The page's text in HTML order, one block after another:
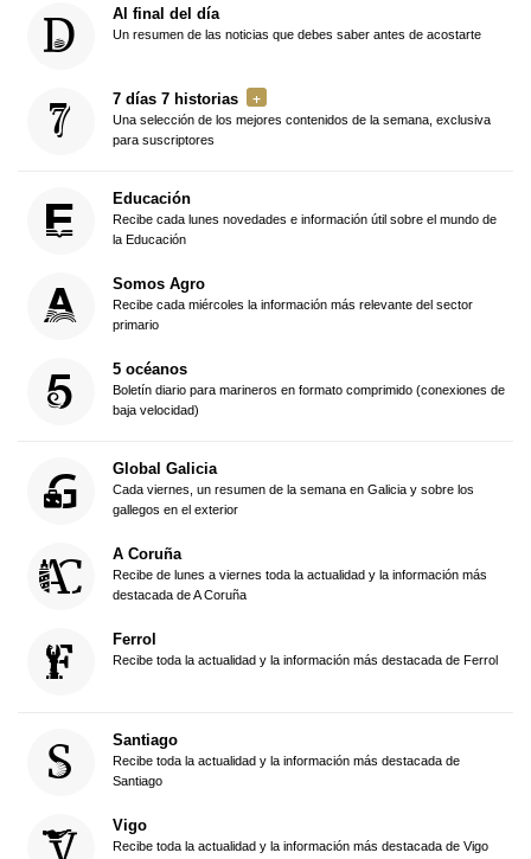
Al final del día
Un resumen de las noticias que debes saber antes de acostarte
7 días 7 historias
Una selección de los mejores contenidos de la semana, exclusiva
para suscriptores
Educación
Recibe cada lunes novedades e información útil sobre el mundo de
la Educación
Somos Agro
Recibe cada miércoles la información más relevante del sector
primario
5 océanos
Boletín diario para marineros en formato comprimido (conexiones de
baja velocidad)
Global Galicia
Cada viernes, un resumen de la semana en Galicia y sobre los
gallegos en el exterior
A Coruña
Recibe de lunes a viernes toda la actualidad y la información más
destacada de A Coruña
Ferrol
Recibe toda la actualidad y la información más destacada de Ferrol
Santiago
Recibe toda la actualidad y la información más destacada de
Santiago
Vigo
Recibe toda la actualidad y la información más destacada de Vigo